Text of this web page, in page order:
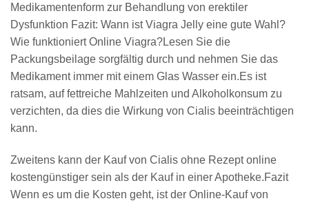
Medikamentenform zur Behandlung von erektiler
Dysfunktion Fazit: Wann ist Viagra Jelly eine gute Wahl?
Wie funktioniert Online Viagra?Lesen Sie die
Packungsbeilage sorgfältig durch und nehmen Sie das
Medikament immer mit einem Glas Wasser ein.Es ist
ratsam, auf fettreiche Mahlzeiten und Alkoholkonsum zu
verzichten, da dies die Wirkung von Cialis beeinträchtigen
kann.
Zweitens kann der Kauf von Cialis ohne Rezept online
kostengünstiger sein als der Kauf in einer Apotheke.Fazit
Wenn es um die Kosten geht, ist der Online-Kauf von